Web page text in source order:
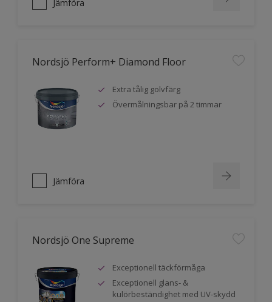
Jämföra
Nordsjö Perform+ Diamond Floor
Extra tålig golvfärg
Övermålningsbar på 2 timmar
Jämföra
Nordsjö One Supreme
Exceptionell täckförmåga
Exceptionell glans- &
kulörbeständighet med UV-skydd